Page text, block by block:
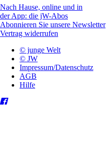
Nach Hause, online und in
der App: die jW-Abos
Abonnieren Sie unsere Newsletter
Vertrag widerrufen
© junge Welt
© JW
Impressum/Datenschutz
AGB
Hilfe